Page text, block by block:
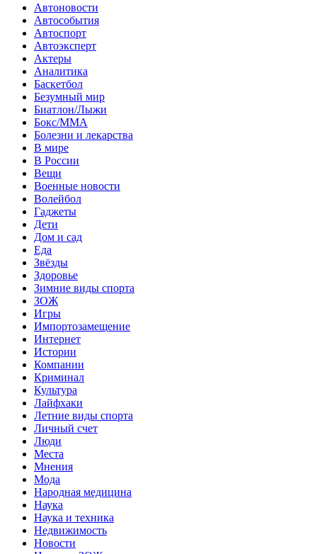
Автоновости
Автособытия
Автоспорт
Автоэксперт
Актеры
Аналитика
Баскетбол
Безумный мир
Биатлон/Лыжи
Бокс/MMA
Болезни и лекарства
В мире
В России
Вещи
Военные новости
Волейбол
Гаджеты
Дети
Дом и сад
Еда
Звёзды
Здоровье
Зимние виды спорта
ЗОЖ
Игры
Импортозамещение
Интернет
Истории
Компании
Криминал
Культура
Лайфхаки
Летние виды спорта
Личный счет
Люди
Места
Мнения
Мода
Народная медицина
Наука
Наука и техника
Недвижимость
Новости